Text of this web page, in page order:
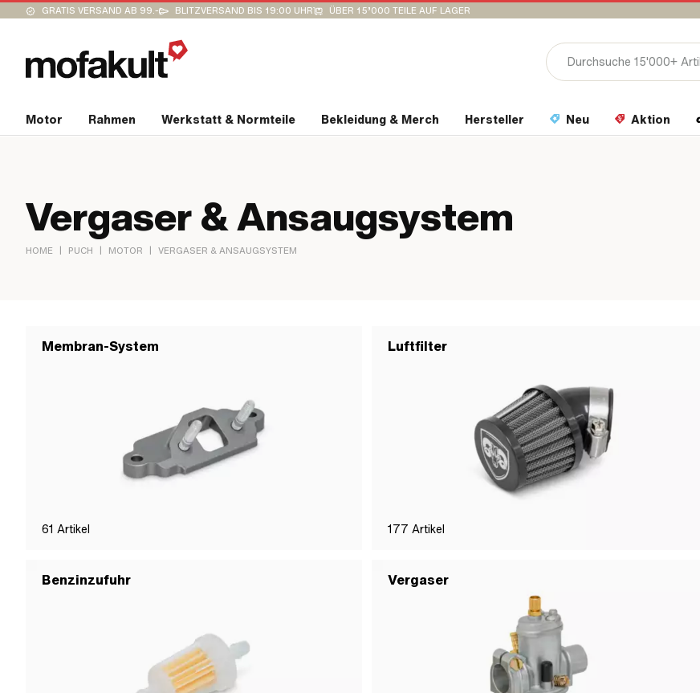
GRATIS VERSAND AB 99.- BLITZVERSAND BIS 19:00 UHR ÜBER 15’000 TEILE AUF LAGER
Motor Rahmen Werkstatt & Normteile Bekleidung & Merch Hersteller Neu Aktion
Vergaser & Ansaugsystem
HOME | PUCH | MOTOR | VERGASER & ANSAUGSYSTEM
Membran-System
61 Artikel
Luftfilter
177 Artikel
Benzinzufuhr Vergaser